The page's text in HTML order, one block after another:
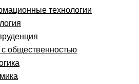
технологии
общественностью